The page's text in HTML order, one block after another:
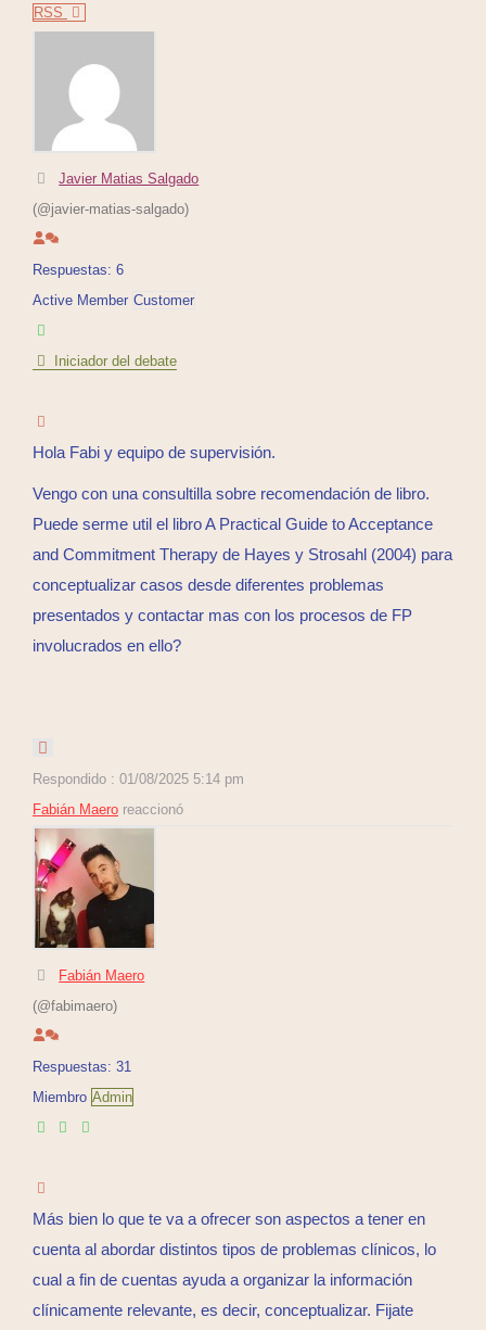
RSS
Javier Matias Salgado
(@javier-matias-salgado)
Respuestas: 6
Active Member Customer
Iniciador del debate
Hola Fabi y equipo de supervisión.
Vengo con una consultilla sobre recomendación de libro.
Puede serme util el libro A Practical Guide to Acceptance
and Commitment Therapy de Hayes y Strosahl (2004) para
conceptualizar casos desde diferentes problemas
presentados y contactar mas con los procesos de FP
involucrados en ello?
Respondido : 01/08/2025 5:14 pm
Fabián Maero reaccionó
Fabián Maero
(@fabimaero)
Respuestas: 31
Miembro Admin
Más bien lo que te va a ofrecer son aspectos a tener en
cuenta al abordar distintos tipos de problemas clínicos, lo
cual a fin de cuentas ayuda a organizar la información
clínicamente relevante, es decir, conceptualizar. Fijate